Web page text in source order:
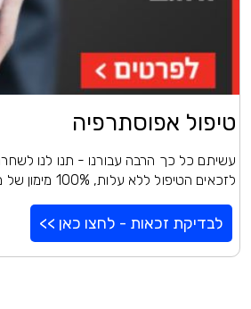
טיפול אפוסתרפיה
עשיתם כל כך הרבה עבורנו - תנו לנו
לזכאים הטיפול ללא עלות, 100% מימון של משרד הביטחון
לבדיקת זכאות - לחצו כאן >>